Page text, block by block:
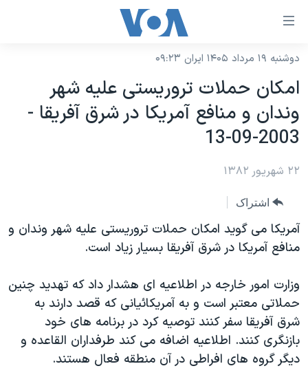
لینکهای
دسترسی
جهش
محتوای
اصلی
صفحه
جهش
به
نسخه سبک وب‌سایت
موضوع ها
آمریکا
جهان
ورزشی
گزیده‌ها
ویدیوها
فرهنگ و زندگی
حقوق شهروندی
برنامه های تلویزیونی
جدول برنامه ها
صفحه‌های ویژه
جام جهانی ۲۰۲۶
عملیات خشم حماسی
بایگانی برنامه‌های تلویزیونی
مستندها
انتخابات ریاست جمهوری آمریکا ۲۰۲۴
فرکانس‌های صدای آمریکا
پخش رادیویی
یادگیری زبان انگلیسی
دنبال کنید
دوشنبه ۱۹ مرداد ۱۴۰۵ ایران ۰۹:۲۳
امکان حملات تروريستی عليه شهر
وندان و منافع آمريکا در شرق آفريقا -
2003-09-13
۲۲ شهریور ۱۳۸۲
اشتراک
آمريکا می گويد امکان حملات تروريستی عليه شهر وندان و
منافع آمريکا در شرق آفريقا بسيار زياد است.
وزارت امور خارجه در اطلاعيه ای هشدار داد که تهديد چنين
حملاتی معتبر است و به آمريکائيانی که قصد دارند به
شرق آفريقا سفر کنند توصيه کرد در برنامه های خود
بازنگری کنند. اطلاعيه اضافه می کند طرفداران القاعده و
ديگر گروه های افراطی در آن منطقه فعال هستند.